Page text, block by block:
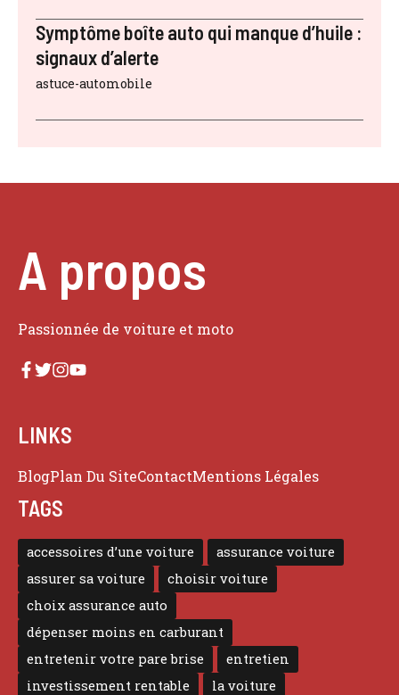
Symptôme boîte auto qui manque d’huile :
signaux d’alerte
astuce-automobile
A propos
Passionnée de voiture et moto
LINKS
BlogPlan Du SiteContactMentions Légales
TAGS
accessoires d’une voiture
assurance voiture
assurer sa voiture
choisir voiture
choix assurance auto
dépenser moins en carburant
entretenir votre pare brise
entretien
investissement rentable
la voiture